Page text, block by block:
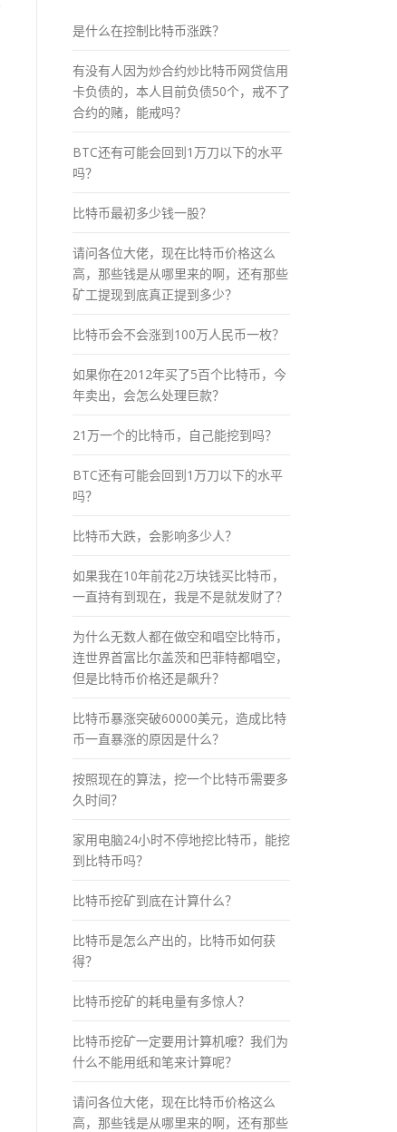
是什么在控制比特币涨跌？
有没有人因为炒合约炒比特币网贷信用
卡负债的，本人目前负债50个，戒不了
合约的赌，能戒吗？
BTC还有可能会回到1万刀以下的水平
吗？
比特币最初多少钱一股？
请问各位大佬，现在比特币价格这么
高，那些钱是从哪里来的啊，还有那些
矿工提现到底真正提到多少？
比特币会不会涨到100万人民币一枚？
如果你在2012年买了5百个比特币，今
年卖出，会怎么处理巨款？
21万一个的比特币，自己能挖到吗？
BTC还有可能会回到1万刀以下的水平
吗？
比特币大跌，会影响多少人？
如果我在10年前花2万块钱买比特币，
一直持有到现在，我是不是就发财了？
为什么无数人都在做空和唱空比特币，
连世界首富比尔盖茨和巴菲特都唱空，
但是比特币价格还是飙升？
比特币暴涨突破60000美元，造成比特
币一直暴涨的原因是什么？
按照现在的算法，挖一个比特币需要多
久时间？
家用电脑24小时不停地挖比特币，能挖
到比特币吗？
比特币挖矿到底在计算什么？
比特币是怎么产出的，比特币如何获
得？
比特币挖矿的耗电量有多惊人？
比特币挖矿一定要用计算机嚒？我们为
什么不能用纸和笔来计算呢？
请问各位大佬，现在比特币价格这么
高，那些钱是从哪里来的啊，还有那些